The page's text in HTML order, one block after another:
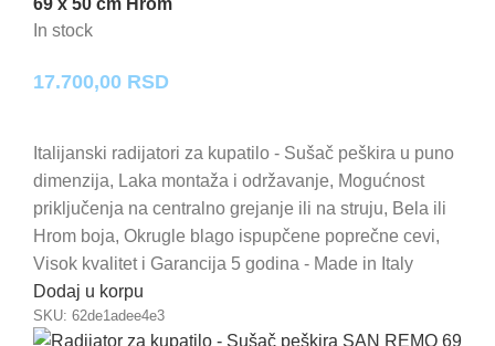
69 x 50 cm Hrom
In stock
17.700,00 RSD
Italijanski radijatori za kupatilo - Sušač peškira u puno
dimenzija, Laka montaža i održavanje, Mogućnost
priključenja na centralno grejanje ili na struju, Bela ili
Hrom boja, Okrugle blago ispupčene poprečne cevi,
Visok kvalitet i Garancija 5 godina - Made in Italy
Dodaj u korpu
SKU: 62de1adee4e3